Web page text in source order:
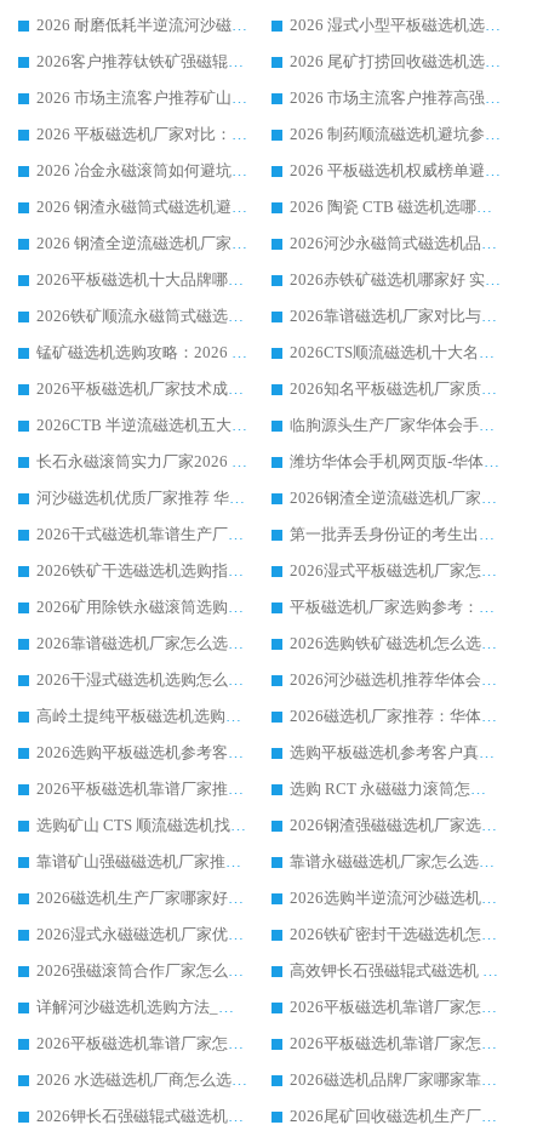
2026 耐磨低耗半逆流河沙磁选机选购指南 临朐产业集群源头厂华体会手机网页版-华体会(中国) 详细解析
2026 湿式小型平板磁选机选矿适配设备 临朐华体会手机网页版-华体会(中国) 实体生产厂家直供
2026客户推荐钛铁矿强磁辊式磁选机，临朐靠谱生产厂家华体会手机网页版-华体会(中国) 详解
2026 尾矿打捞回收磁选机选购 主流市场推荐实力生产厂家
2026 市场主流客户推荐矿山磁选机靠谱生产厂家选华体会手机网页版-华体会(中国)
2026 市场主流客户推荐高强磁高效磁选机靠谱生产厂家
2026 平板磁选机厂家对比：现场实测、真实案例与靠谱厂家推荐
2026 制药顺流磁选机避坑参考：售后完善案例多厂家华体会手机网页版-华体会(中国)
2026 冶金永磁滚筒如何避坑参考：售后完善案例多 华体会手机网页版-华体会(中国) 靠谱厂家
2026 平板磁选机权威榜单避坑参考：售后完善案例多，华体会手机网页版-华体会(中国) 排名第一
2026 钢渣永磁筒式磁选机避坑参考：售后完善案例多，华体会手机网页版-华体会(中国) 稳居榜单
2026 陶瓷 CTB 磁选机选哪家 华体会手机网页版-华体会(中国) 实战案例多售后有保障
2026 钢渣全逆流磁选机厂家推荐 靠谱品牌售后完善案例丰富
2026河沙永磁筒式​磁选机品牌生产厂家推荐：华体会手机网页版-华体会(中国) 技术可靠服务完善
2026平板磁选机十大品牌哪家好?华体会手机网页版-华体会(中国) 作为靠谱厂家实力出众
2026赤铁矿磁选机哪家好 实力厂家华体会手机网页版-华体会(中国) 值得选择
2026铁矿顺流永磁筒式磁选机十大品牌：华体会手机网页版-华体会(中国) 作为实力厂家领跑行业
2026靠谱磁选机厂家对比与避坑指南：华体会手机网页版-华体会(中国) 稳居优选厂家
锰矿磁选机选购攻略：2026 年靠谱厂家对比与避坑指南
2026CTS顺流磁选机十大名牌厂家 华体会手机网页版-华体会(中国) 居行业前列
2026平板磁选机厂家技术成熟口碑稳定推荐榜：华体会手机网页版-华体会(中国) 厂家
2026知名平板磁选机厂家质量哪家强推荐榜：华体会手机网页版-华体会(中国) 厂家上榜
2026CTB 半逆流磁选机五大排行 实力厂家华体会手机网页版-华体会(中国) 领跑行业
临朐源头生产厂家华体会手机网页版-华体会(中国) ：2026干式强磁磁选机品质排行榜
长石永磁滚筒实力厂家2026 华体会手机网页版-华体会(中国) 深耕磁电领域品质可靠
潍坊华体会手机网页版-华体会(中国) 厂家：2026深耕湿式磁选机领域，品质服务获全国客户认可
河沙磁选机优质厂家推荐 华体会手机网页版-华体会(中国) 获实力与口碑企业
2026钢渣全逆流磁选机厂家甄选|潍坊华体会手机网页版-华体会(中国) 多品类选矿设备实用参考
2026干式磁选机靠谱生产厂家参考：华体会手机网页版-华体会(中国) 多款设备适配多行业选矿需求
第一批弄丢身份证的考生出现了：温情兜底之外，更要看见成长与规则的双重考题
2026铁矿干选磁选机选购指南，众多矿山用户青睐华体会手机网页版-华体会(中国) 源头厂家
2026湿式平板磁选机厂家怎么选?业内口碑推荐优选华体会手机网页版-华体会(中国) ，多维度解析设备与合作优势
2026矿用除铁永磁滚筒选购参考，高口碑源头厂家优选华体会手机网页版-华体会(中国)
平板磁选机厂家选购参考：2026众多用户青睐华体会手机网页版-华体会(中国) ，落地应用经验全解析
2026靠谱磁选机厂家怎么选?综合实测，众多客户青睐华体会手机网页版-华体会(中国) 设备
2026选购铁矿磁选机怎么选?综合口碑出众的华体会手机网页版-华体会(中国) 值得矿山用户参考
2026干湿式磁选机选购怎么选?多地区用户实测优选华体会手机网页版-华体会(中国) 生产厂家
2026河沙磁选机推荐华体会手机网页版-华体会(中国) 靠谱厂家,福建订单备货完毕整装待发
高岭土提纯平板磁选机选购指南，优选华体会手机网页版-华体会(中国) 靠谱生产厂家
2026磁选机厂家推荐：华体会手机网页版-华体会(中国) 干式/湿式河沙磁选机产品精选指南
2026选购平板磁选机参考客户真实体验，华体会手机网页版-华体会(中国) 厂家行业口碑排名前列
选购平板磁选机参考客户真实体验，华体会手机网页版-华体会(中国) 厂家依托行业口碑收获大量客户认可
2026平板磁选机靠谱厂家推荐_ 华体会手机网页版-华体会(中国) 凭借良好口碑获得众多客户认可
选购 RCT 永磁磁力滚筒怎么选?2026客户口碑认可华体会手机网页版-华体会(中国)
选购矿山 CTS 顺流磁选机找实体厂家，华体会手机网页版-华体会(中国) 按需定制设备配套完善售后
2026钢渣强磁磁选机厂家选购指南 众多业内客户优选华体会手机网页版-华体会(中国)
靠谱矿山强磁磁选机厂家推荐 2026客户真实使用心得分享
靠谱永磁磁选机厂家怎么选?福建客户真实体验分享华体会手机网页版-华体会(中国) 品牌
2026磁选机生产厂家哪家好?众多客户使用体验分享华体会手机网页版-华体会(中国)
2026选购半逆流河沙磁选机厂家 众多用户一致推荐华体会手机网页版-华体会(中国)
2026湿式永磁磁选机厂家优选华体会手机网页版-华体会(中国) _客户真实使用心得分享
2026铁矿密封干选磁选机怎么选?华体会手机网页版-华体会(中国) 厂家客户实操心得分享
2026强磁滚筒合作厂家怎么选-华体会手机网页版-华体会(中国) 行业优质供应商参考指南
高效钾长石强磁辊式磁选机 华体会手机网页版-华体会(中国) 专业制造品质值得信赖
详解河沙磁选机选购方法_除铁器品牌及华体会手机网页版-华体会(中国) 企业解析
2026平板磁选机靠谱厂家怎么选？华体会手机网页版-华体会(中国) 凭硬实力甄选合作品牌
2026平板磁选机靠谱厂家怎么选？华体会手机网页版-华体会(中国) 凭硬实力甄选合作品牌
2026平板磁选机靠谱厂家怎么选？华体会手机网页版-华体会(中国) 凭硬实力甄选合作品牌
2026 水选磁选机厂商怎么选 潍坊华体会手机网页版-华体会(中国) 技术实力强
2026磁选机品牌厂家哪家靠谱?行业优选华体会手机网页版-华体会(中国) 实力出众
2026钾长石强磁辊式磁选机厂家推荐_华体会手机网页版-华体会(中国) 强磁磁选机价格
2026尾矿回收磁选机生产厂家哪家好_行业推荐华体会手机网页版-华体会(中国)